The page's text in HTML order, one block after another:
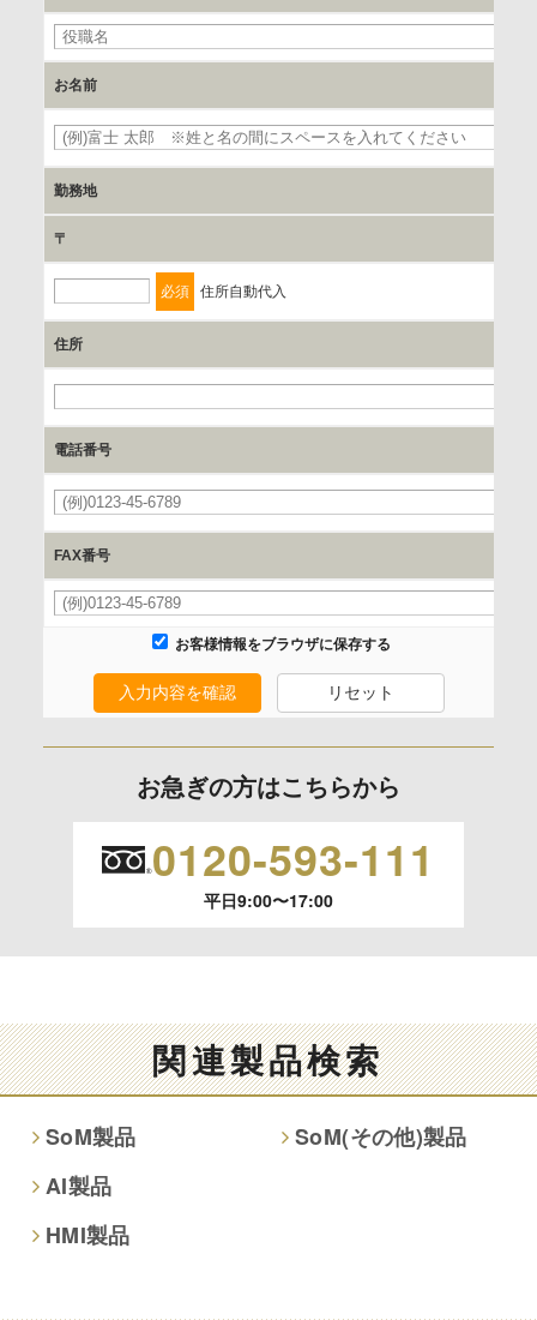
当社と当該企業/団体とは、個人情報取扱に関する覚書の締結
委託の有無
なし
ご本人からの求めにより、当社が保有する保有個人データの
利用目的の通知、開示、内容の訂正、追加または削除、利用
の停止、消去および 第三者への提供の停止（「開示等」とい
開示等のご請求は、下記お問い合わせ先窓口へご連絡願いま
す。
情報提供の任意性及び情報を与えなかった場合に本人に生じ
情報提供は任意ですが、情報を提供しなかった場合、情報の
項目によってはお問い合わせ等に
ご回答できない場合がございます。
本人が容易に認識できない方法による取得
なし
お名前
勤務地
〒
必須 住所自動代入
住所
電話番号
FAX番号
お客様情報をブラウザに保存する
入力内容を確認 リセット
お急ぎの方はこちらから
0120-593-111
平日9:00〜17:00
関連製品検索
SoM製品
SoM(その他)製品
AI製品
HMI製品